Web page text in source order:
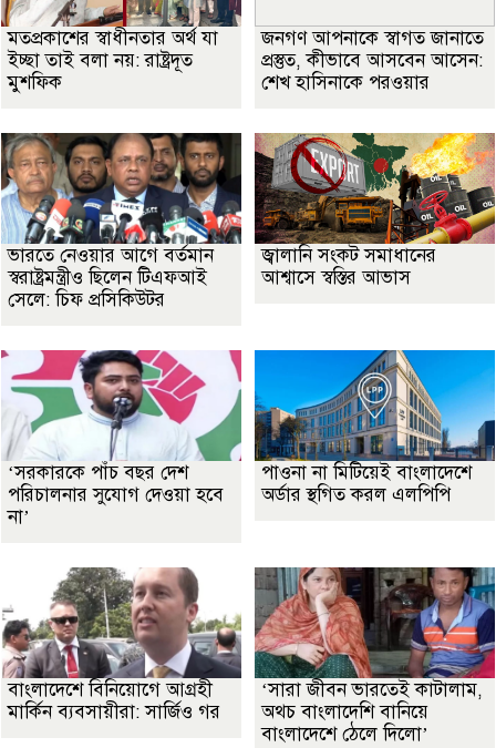
মতপ্রকাশের স্বাধীনতার অর্থ যা
ইচ্ছা তাই বলা নয়: রাষ্ট্রদূত
মুশফিক
জনগণ আপনাকে স্বাগত জানাতে
প্রস্তুত, কীভাবে আসবেন আসেন:
শেখ হাসিনাকে পরওয়ার
ভারতে নেওয়ার আগে বর্তমান
স্বরাষ্ট্রমন্ত্রীও ছিলেন টিএফআই
সেলে: চিফ প্রসিকিউটর
জ্বালানি সংকট সমাধানের
আশ্বাসে স্বস্তির আভাস
‘সরকারকে পাঁচ বছর দেশ
পরিচালনার সুযোগ দেওয়া হবে
না’
পাওনা না মিটিয়েই বাংলাদেশে
অর্ডার স্থগিত করল এলপিপি
বাংলাদেশে বিনিয়োগে আগ্রহী
মার্কিন ব্যবসায়ীরা: সার্জিও গর
‘সারা জীবন ভারতেই কাটালাম,
অথচ বাংলাদেশি বানিয়ে
বাংলাদেশে ঠেলে দিলো’